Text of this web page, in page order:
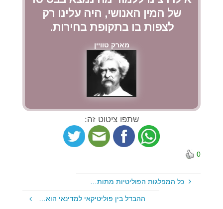
של המין האנושי, היה עלינו רק
לצפות בו בתקופת בחירות.
מארק טוויין
שתפו ציטוט זה:
0
כל המפלגות הפוליטיות מתות…
ההבדל בין פוליטיקאי למדינאי הוא…